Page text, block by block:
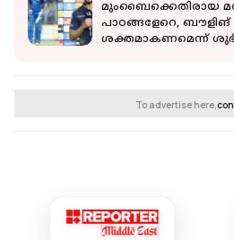
മുംബൈക്കെതിരായ
പാഠങ്ങളേറെ, ബൗളിങ്
ശക്തമാകണമെന്ന്
To advertise here,